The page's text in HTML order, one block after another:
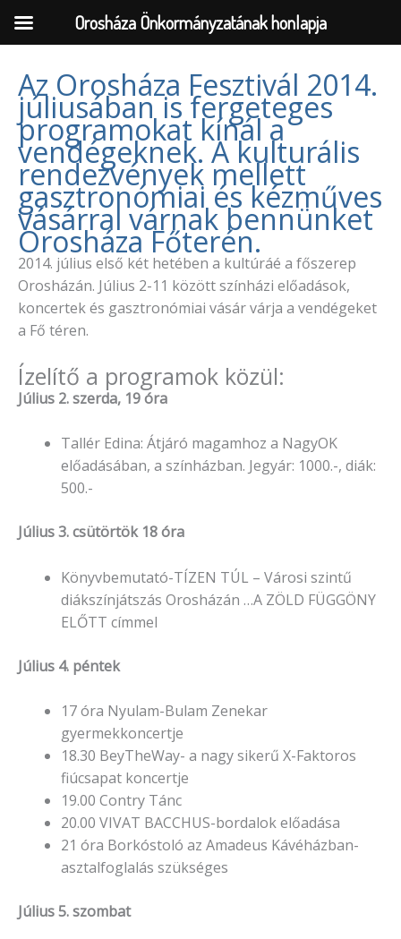
Skip
content
Az Orosháza Fesztivál 2014.
júliusában is fergeteges
programokat kínál a
vendégeknek. A kulturális
rendezvények mellett
gasztronómiai és kézműves
vásárral várnak bennünket
Orosháza Főterén.
2014. július első két hetében a kultúráé a főszerep
Orosházán. Július 2-11 között színházi előadások,
koncertek és gasztronómiai vásár várja a vendégeket
a Fő téren.
Ízelítő a programok közül:
Július 2. szerda, 19 óra
Tallér Edina: Átjáró magamhoz a NagyOK
előadásában, a színházban. Jegyár: 1000.-, diák:
500.-
Július 3. csütörtök 18 óra
Könyvbemutató-TÍZEN TÚL – Városi szintű
diákszínjátszás Orosházán …A ZÖLD FÜGGÖNY
ELŐTT címmel
Július 4. péntek
17 óra Nyulam-Bulam Zenekar
gyermekkoncertje
18.30 BeyTheWay- a nagy sikerű X-Faktoros
fiúcsapat koncertje
19.00 Contry Tánc
20.00 VIVAT BACCHUS-bordalok előadása
21 óra Borkóstoló az Amadeus Kávéházban-
asztalfoglalás szükséges
Július 5. szombat
Orosháza Önkormányzatának honlapja